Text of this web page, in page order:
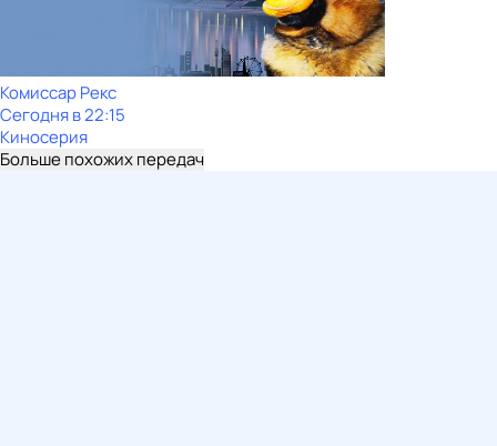
Комиссар Рекс
Сегодня в 22:15
Киносерия
Больше похожих передач